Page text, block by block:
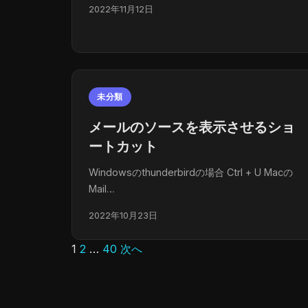
2022年11月12日
未分類
メールのソースを表示させるショ
ートカット
Windowsのthunderbirdの場合 Ctrl + U Macの
Mail…
2022年10月23日
投
1 2 … 40 次へ